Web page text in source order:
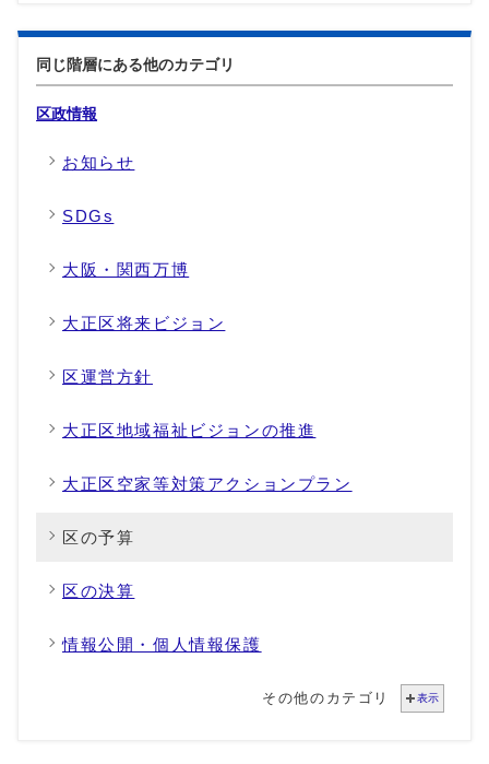
同じ階層にある他のカテゴリ
区政情報
お知らせ
SDGs
大阪・関西万博
大正区将来ビジョン
区運営方針
大正区地域福祉ビジョンの推進
大正区空家等対策アクションプラン
区の予算
区の決算
情報公開・個人情報保護
その他のカテゴリ 表示